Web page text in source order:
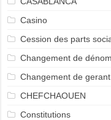
Casino
Cession des parts
Changement de
Changement de gerant
CHEFCHAOUEN
Constitutions